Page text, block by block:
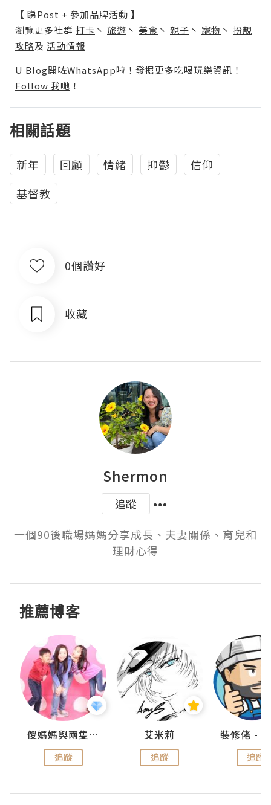
【 睇Post + 參加品牌活動 】
瀏覽更多社群 打卡 丶 旅遊 丶 美食 丶 親子 丶 寵物 丶 扮靚
攻略及 活動情報
U Blog開咗WhatsApp啦！發掘更多吃喝玩樂資訊！
Follow 我哋 ！
相關話題
新年 回顧 情緒 抑鬱
信仰
基督教
0個讚好
收藏
Shermon
追蹤
一個90後職場媽媽分享成長、夫妻關係、育兒和
理財心得
推薦博客
儍媽媽與兩隻小魔怪之家
追蹤
艾米莉
追蹤 追蹤